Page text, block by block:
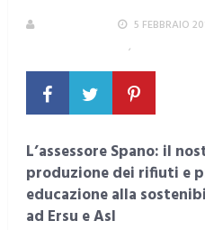
5 FEBBRAIO
,
L’assessore Spano: il
produzione dei rifiuti e
educazione alla
ad Ersu e Asl